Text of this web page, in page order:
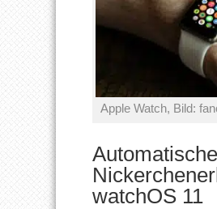
Apple Watch, Bild:
Automatische
watchOS 11